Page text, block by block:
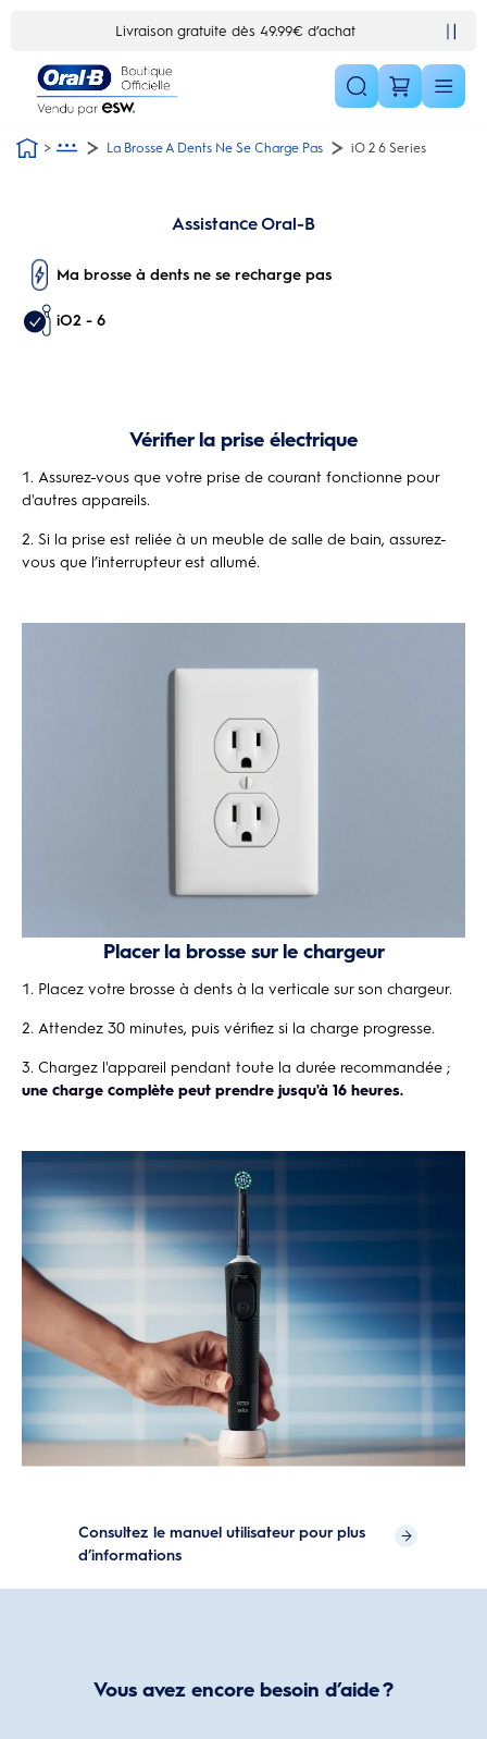
Livraison gratuite dès 49.99€ d’achat
La Brosse A Dents Ne Se Charge Pas iO 2 6 Series
Assistance Oral-B
Ma brosse à dents ne se recharge pas
iO2 - 6
Vérifier la prise électrique
Assurez-vous que votre prise de courant fonctionne pour
d'autres appareils.
Si la prise est reliée à un meuble de salle de bain, assurez-
vous que l’interrupteur est allumé.
Placer la brosse sur le chargeur
Placez votre brosse à dents à la verticale sur son chargeur.
Attendez 30 minutes, puis vérifiez si la charge progresse.
Chargez l'appareil pendant toute la durée recommandée ;
une charge complète peut prendre jusqu'à 16 heures.
Consultez le manuel utilisateur pour plus
d’informations
Vous avez encore besoin d’aide ?